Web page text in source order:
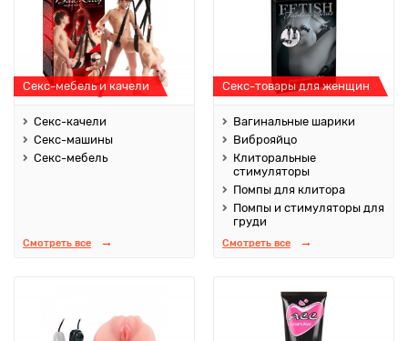
Секс-мебель и качели
Секс-качели
Секс-машины
Секс-мебель
Смотреть все
Секс-товары для женщин
Вагинальные шарики
Виброяйцо
Клиторальные
стимуляторы
Помпы для клитора
Помпы и стимуляторы для
груди
Смотреть все